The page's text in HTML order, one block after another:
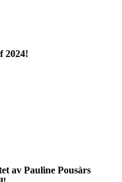
2024!
av Pauline Pousàrs